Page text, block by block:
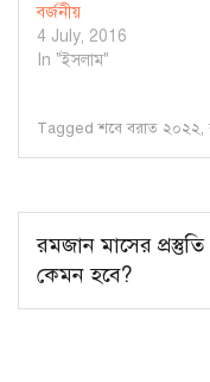
বর্জনীয়
4 July, 2016
In "ইসলাম"
Taggedশবে বরাত ২০২২,
Post
navigation
রমজান মাসের প্রস্তুতি
কেমন হবে?